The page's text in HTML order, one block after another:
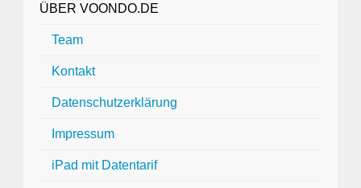
ÜBER VOONDO.DE
Team
Kontakt
Datenschutzerklärung
Impressum
iPad mit Datentarif